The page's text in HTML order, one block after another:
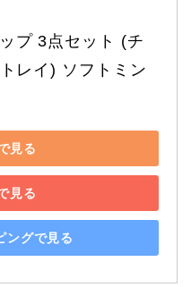
プ 3点セット (チ
レイ) ソフトミン
見る
見る
ングで見る